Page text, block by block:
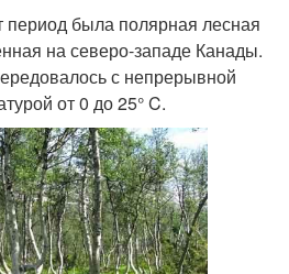
период была полярная лесная
на северо-западе Канады.
с непрерывной
от 0 до 25° C.